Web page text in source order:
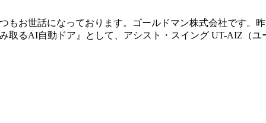
もお世話になっております。ゴールドマン株式会社です。
取るAI自動ドア』として、アシスト・スイング UT-AIZ（